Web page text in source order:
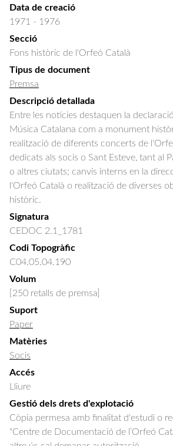
Data de creació
1971 - 1976
Secció
Fons històric de l'Orfeó Català
Tipus de document
Premsa
Descripció detallada
Entre les notícies destaquen la
Música Catalana com a monument
realització de diferents concerts de
dedicats als socis o Sant Esteve, tant al
o altres ciutats; canvis interns en la
l'Orfeó Català o realització de diverses
històric.
Signatura
CEDOC 2.1_1781
Codi Topogràfic
C04.05.04.190
Volum
[250 retalls de premsa]
Suport
Paper
Matèries
Socis
Accés
Lliure
Gestió dels drets d'explotació
Còpia permesa amb finalitat d'estudi o
"Centre de Documentació de l’Orfeó